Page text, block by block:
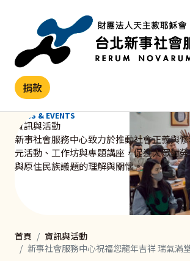
捐款
NEWS & EVENTS
資訊與活動
新事社會服務中心致力於推動社會正義與
元活動、工作坊與專題講座，促進大眾對
與原住民族議題的理解與關懷。
首頁
資訊與活動
新事社會服務中心祝福您龍年吉祥 瑞氣滿